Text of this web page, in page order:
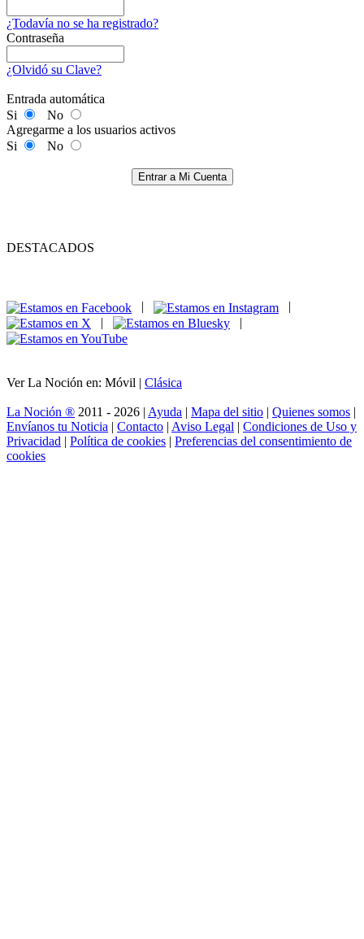
¿Todavía no se ha registrado?
Contraseña
¿Olvidó su Clave?
Entrada automática
Si
No
Agregarme a los usuarios activos
Si
No
Entrar a Mi Cuenta
DESTACADOS
|
|
Ver La Noción en: Móvil | Clásica
La Noción ® 2011 - 2026 | Ayuda | Mapa del sitio | Quienes somos |
Envíanos tu Noticia | Contacto | Aviso Legal | Condiciones de Uso y
Privacidad | Política de cookies | Preferencias del consentimiento de
cookies